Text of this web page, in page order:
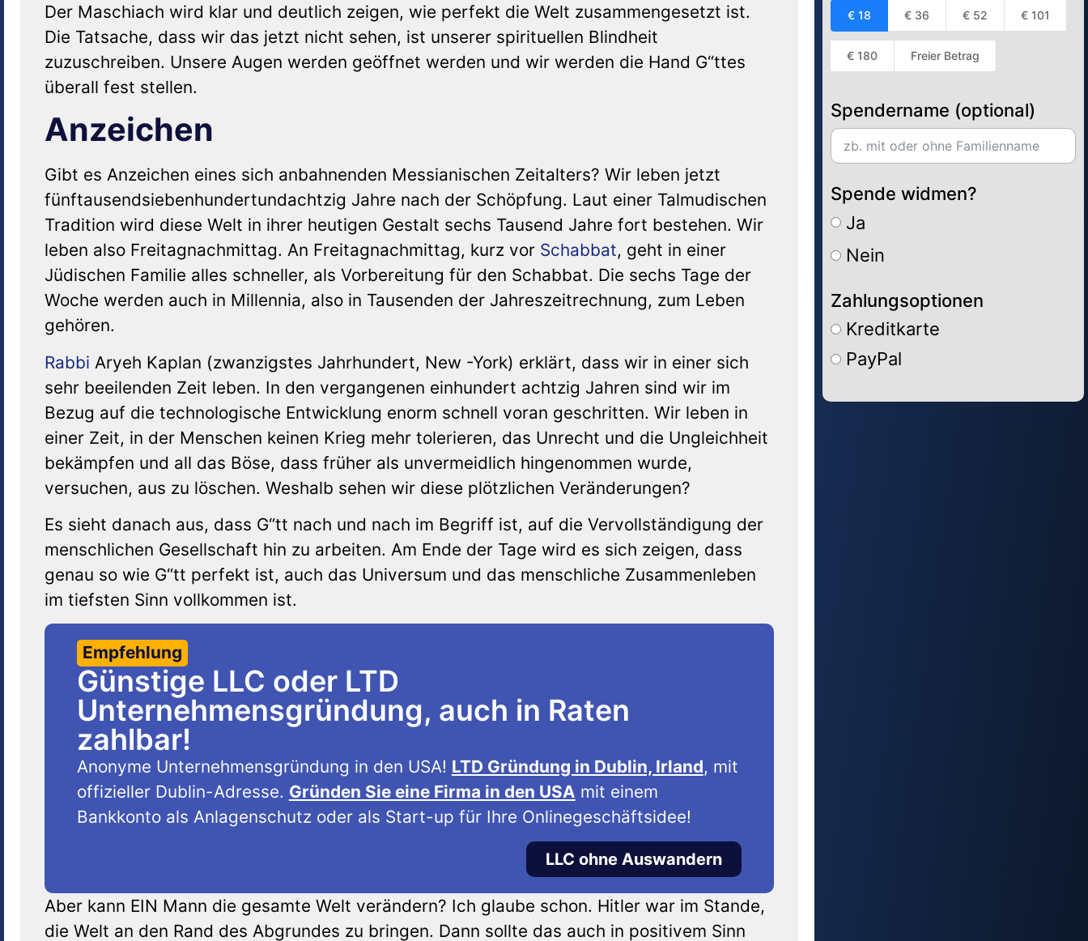
Der Maschiach wird klar und deutlich zeigen, wie perfekt die Welt zusammengesetzt ist.
Die Tatsache, dass wir das jetzt nicht sehen, ist unserer spirituellen Blindheit
zuzuschreiben. Unsere Augen werden geöffnet werden und wir werden die Hand G“ttes
überall fest stellen.
Anzeichen
Gibt es Anzeichen eines sich anbahnenden Messianischen Zeitalters? Wir leben jetzt
fünftausendsiebenhundertundachtzig Jahre nach der Schöpfung. Laut einer Talmudischen
Tradition wird diese Welt in ihrer heutigen Gestalt sechs Tausend Jahre fort bestehen. Wir
leben also Freitagnachmittag. An Freitagnachmittag, kurz vor Schabbat, geht in einer
Jüdischen Familie alles schneller, als Vorbereitung für den Schabbat. Die sechs Tage der
Woche werden auch in Millennia, also in Tausenden der Jahreszeitrechnung, zum Leben
gehören.
Rabbi Aryeh Kaplan (zwanzigstes Jahrhundert, New -York) erklärt, dass wir in einer sich
sehr beeilenden Zeit leben. In den vergangenen einhundert achtzig Jahren sind wir im
Bezug auf die technologische Entwicklung enorm schnell voran geschritten. Wir leben in
einer Zeit, in der Menschen keinen Krieg mehr tolerieren, das Unrecht und die Ungleichheit
bekämpfen und all das Böse, dass früher als unvermeidlich hingenommen wurde,
versuchen, aus zu löschen. Weshalb sehen wir diese plötzlichen Veränderungen?
Es sieht danach aus, dass G“tt nach und nach im Begriff ist, auf die Vervollständigung der
menschlichen Gesellschaft hin zu arbeiten. Am Ende der Tage wird es sich zeigen, dass
genau so wie G“tt perfekt ist, auch das Universum und das menschliche Zusammenleben
im tiefsten Sinn vollkommen ist.
Empfehlung
Günstige LLC oder LTD
Unternehmensgründung, auch in Raten
zahlbar!
Anonyme Unternehmensgründung in den USA! LTD Gründung in Dublin, Irland, mit
offizieller Dublin-Adresse. Gründen Sie eine Firma in den USA mit einem
Bankkonto als Anlagenschutz oder als Start-up für Ihre Onlinegeschäftsidee!
LLC ohne Auswandern
Aber kann EIN Mann die gesamte Welt verändern? Ich glaube schon. Hitler war im Stande,
die Welt an den Rand des Abgrundes zu bringen. Dann sollte das auch in positivem Sinn
€ 18 € 36 € 52 € 101
€ 180 Freier Betrag
Spendername (optional)
Spende widmen?
Ja
Nein
Zahlungsoptionen
Kreditkarte
PayPal
Alternative: